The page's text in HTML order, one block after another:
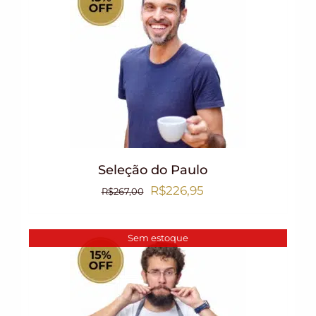
Seleção do Paulo
R$267,00 R$226,95
Sem estoque